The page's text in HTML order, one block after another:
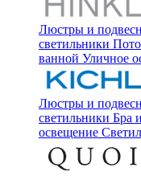
Люстры и
светильники
ванной Уличное
Люстры и
светильники Бра
освещение